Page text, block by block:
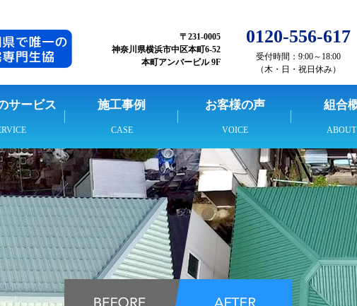
〒231-0005
神奈川県横浜市中区本町6-52
本町アンバービル 9F
0120-556-617
受付時間：9:00～18:00
（木・日・祝日休み）
サービス 施工事例 お客様の声 組合